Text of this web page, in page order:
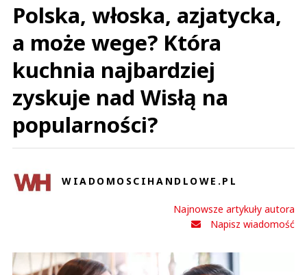
Polska, włoska, azjatycka,
a może wege? Która
kuchnia najbardziej
zyskuje nad Wisłą na
popularności?
WIADOMOSCIHANDLOWE.PL
Najnowsze artykuły autora
Napisz wiadomość